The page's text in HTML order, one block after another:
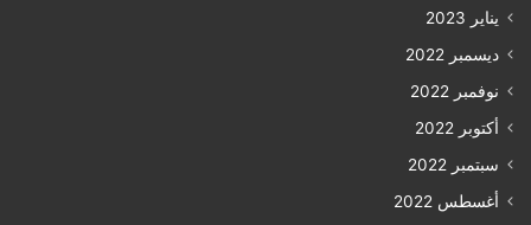
يناير 2023
ديسمبر 2022
نوفمبر 2022
أكتوبر 2022
سبتمبر 2022
أغسطس 2022